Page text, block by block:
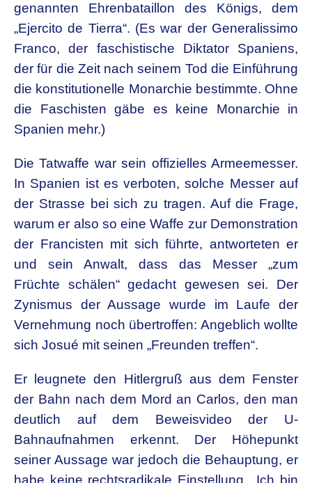
genannten Ehrenbataillon des Königs, dem
„Ejercito de Tierra“. (Es war der Generalissimo
Franco, der faschistische Diktator Spaniens,
der für die Zeit nach seinem Tod die Einführung
die konstitutionelle Monarchie bestimmte. Ohne
die Faschisten gäbe es keine Monarchie in
Spanien mehr.)
Die Tatwaffe war sein offizielles Armeemesser.
In Spanien ist es verboten, solche Messer auf
der Strasse bei sich zu tragen. Auf die Frage,
warum er also so eine Waffe zur Demonstration
der Francisten mit sich führte, antworteten er
und sein Anwalt, dass das Messer „zum
Früchte schälen“ gedacht gewesen sei. Der
Zynismus der Aussage wurde im Laufe der
Vernehmung noch übertroffen: Angeblich wollte
sich Josué mit seinen „Freunden treffen“.
Er leugnete den Hitlergruß aus dem Fenster
der Bahn nach dem Mord an Carlos, den man
deutlich auf dem Beweisvideo der U-
Bahnaufnahmen erkennt. Der Höhepunkt
seiner Aussage war jedoch die Behauptung, er
habe keine rechtsradikale Einstellung. „Ich bin